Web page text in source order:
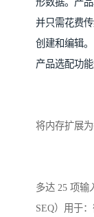
形数据。产
并只需花费
创建和编辑。
产品选配功
将内存扩展
多达 25 项输
SEQ）用于